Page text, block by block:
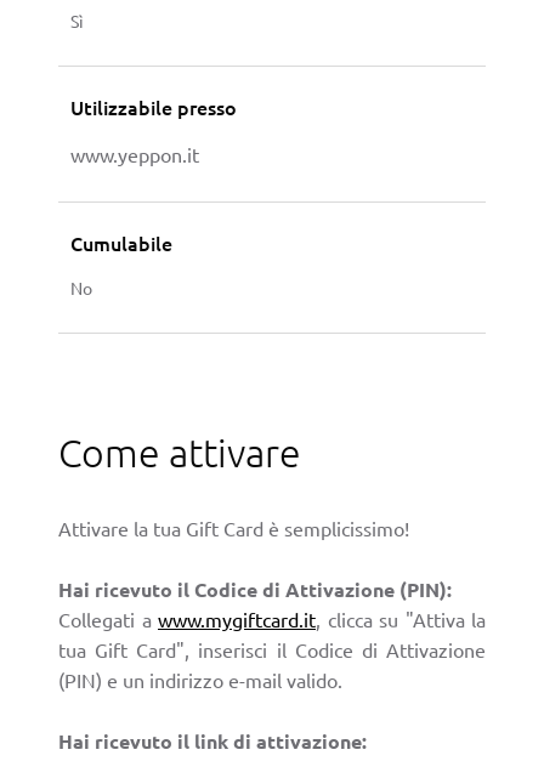
Sì
Utilizzabile presso
www.yeppon.it
Cumulabile
No
Come attivare
Attivare la tua Gift Card è semplicissimo!
Hai ricevuto il Codice di Attivazione (PIN):
Collegati a www.mygiftcard.it , clicca su "Attiva la
tua Gift Card", inserisci il Codice di Attivazione
(PIN) e un indirizzo e-mail valido.
Hai ricevuto il link di attivazione: